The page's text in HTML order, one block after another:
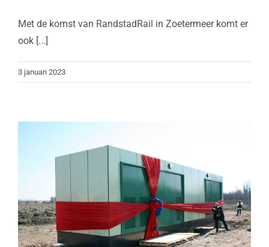
Met de komst van RandstadRail in Zoetermeer komt er
ook [...]
3 januari 2023